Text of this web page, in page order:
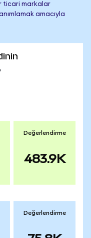
ticari markalar
amacıyla
Değerlendirme
483.9K
Değerlendirme